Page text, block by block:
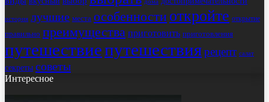
дома
история лучшие места особенности откройте открытие
правильно преимущества приготовить приготовления
путешествиепутешествиярецепт салат
секреты советы
Интересное